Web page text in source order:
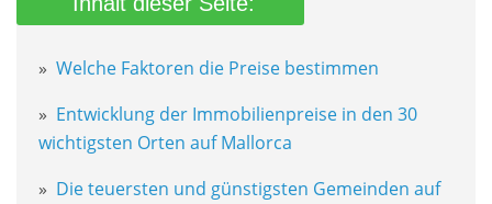
Welche Faktoren die Preise bestimmen
Entwicklung der Immobilienpreise in den 30
wichtigsten Orten auf Mallorca
Die teuersten und günstigsten Gemeinden auf